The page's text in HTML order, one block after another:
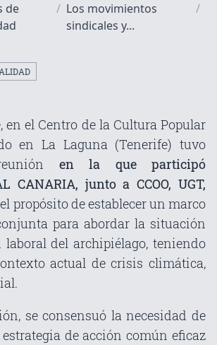
de
/ Los movimientos
sindicales y...
/
en el Centro de la Cultura Popular
en La Laguna (Tenerife) tuvo
en la que participó
CANARIA, junto a CCOO, UGT,
propósito de establecer un marco
para abordar la situación
laboral del archipiélago, teniendo
actual de crisis climática,
se consensuó la necesidad de
de acción común eficaz